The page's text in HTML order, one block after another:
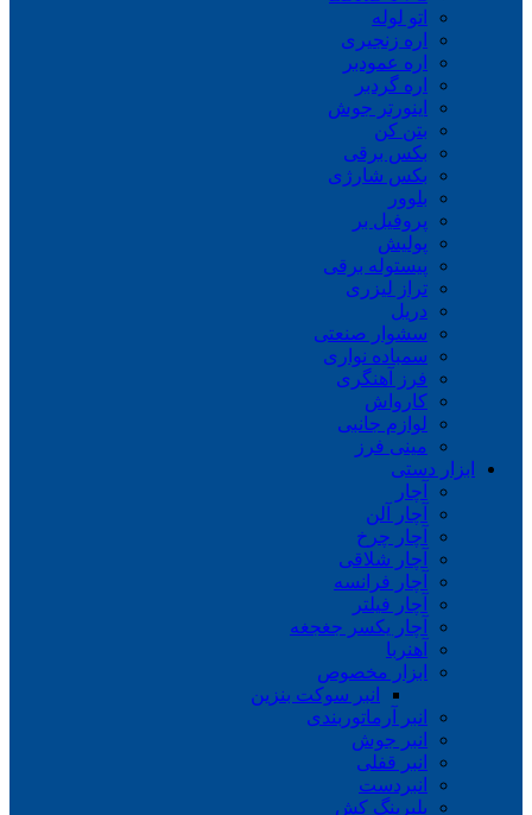
اتو لوله
اره زنجیری
اره عمودبر
اره گردبر
اینورتر جوش
بتن کن
بکس برقی
بکس شارژی
بلوور
پروفیل بر
پولیش
پیستوله برقی
تراز لیزری
دریل
سشوار صنعتی
سمباده نواری
فرز آهنگری
کارواش
لوازم جانبی
مینی فرز
ابزار دستی
آچار
آچار آلن
آچار چرخ
آچار شلاقی
آچار فرانسه
آچار فیلتر
آچار یکسر جغجغه
آهنربا
ابزار مخصوص
انبر سوکت بنزین
انبر آرماتوربندی
انبر جوش
انبر قفلی
انبردست
بلبرینگ کش